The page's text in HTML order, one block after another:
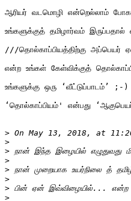
ஆரியர் வடமொழி என்றெல்லாம்
உங்களுக்குத் தமிழார்வம் இருப்பதால்
///தொல்காப்பியத்திற்கு
என்ற உங்கள் கேள்விக்குத்
உங்களுக்கு ஒரு ‘வீட்டுப்பாடம்’
‘தொல்காப்பியம்' என்பது
> On May 13, 2018, at
>
>
>
>
>
>
>